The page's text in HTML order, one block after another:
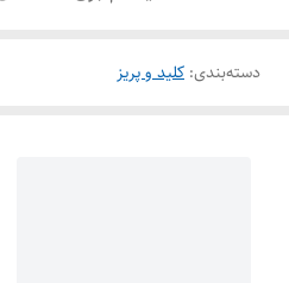
دسته‌بندی: کلید و پریز